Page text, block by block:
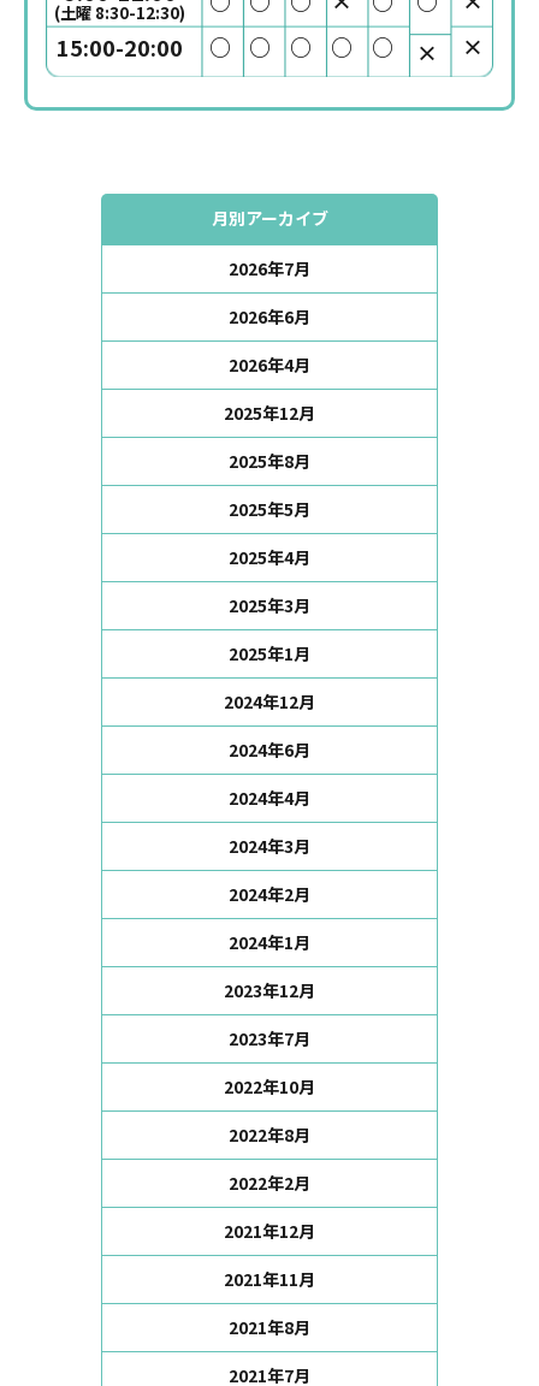
(土曜 8:30-12:30)
15:00-20:00
○ ○ ○ ○ ○ × ×
月別アーカイブ
2026年7月
2026年6月
2026年4月
2025年12月
2025年8月
2025年5月
2025年4月
2025年3月
2025年1月
2024年12月
2024年6月
2024年4月
2024年3月
2024年2月
2024年1月
2023年12月
2023年7月
2022年10月
2022年8月
2022年2月
2021年12月
2021年11月
2021年8月
2021年7月